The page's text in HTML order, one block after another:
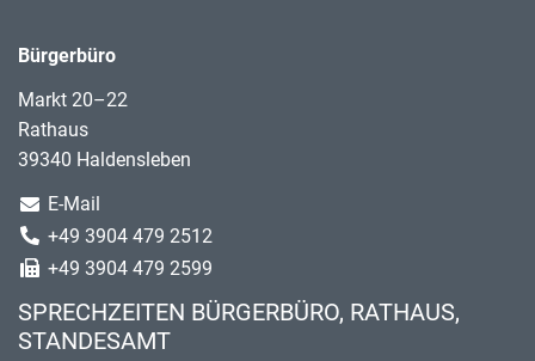
Bürgerbüro
Markt 20–22
Rathaus
39340 Haldensleben
E-Mail
+49 3904 479 2512
+49 3904 479 2599
SPRECHZEITEN BÜRGERBÜRO, RATHAUS,
STANDESAMT